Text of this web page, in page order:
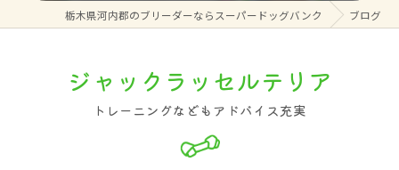
栃木県河内郡のブリーダーならスーパードッグバンク ブログ
ジャックラッセルテリア
トレーニングなどもアドバイス充実